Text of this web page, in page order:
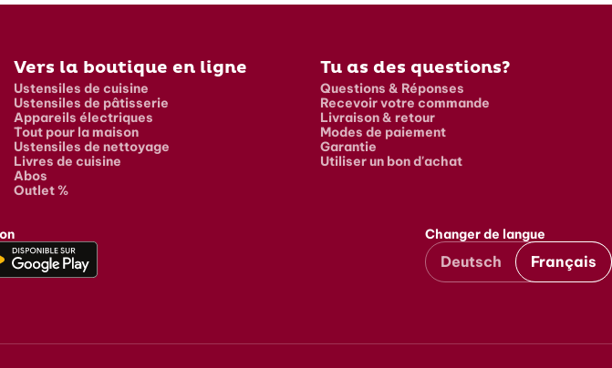
Vers la boutique en ligne
Ustensiles de cuisine
Ustensiles de pâtisserie
Appareils électriques
Tout pour la maison
Ustensiles de nettoyage
Livres de cuisine
Abos
Outlet %
Tu as des questions?
Questions & Réponses
Recevoir votre commande
Livraison & retour
Modes de paiement
Garantie
Utiliser un bon d'achat
Changer de langue
Deutsch Français